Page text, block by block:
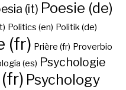
(it) Poesie (de)
Politics (en) Politik (de)
(fr) Prière (fr) Proverbio
(es) Psychologie
Psychology